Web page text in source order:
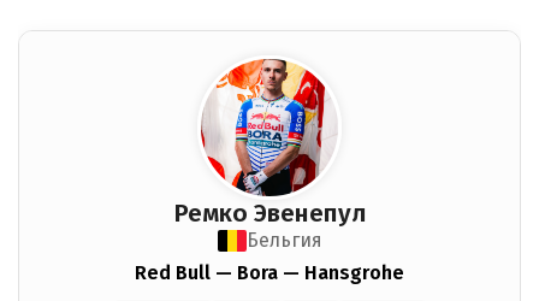
Ремко Эвенепул
Бельгия
Red Bull — Bora — Hansgrohe